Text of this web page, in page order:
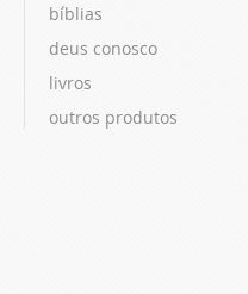
bíblias
deus conosco
livros
outros produtos